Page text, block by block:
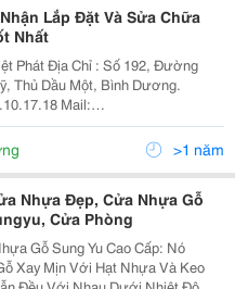
Lắp Đặt Và Sửa Chữa
Nhất
192, Đường
Thủ Dầu Một, Bình Dương.
Mail:
Xây
Ty, Xí Nghiệp,,,,,,
>1 năm
Nhựa Đẹp, Cửa Nhựa Gỗ
Cửa Phòng
Gỗ Sung Yu Cao Cấp: Nó
Xay Mịn Với Hạt Nhựa Và Keo